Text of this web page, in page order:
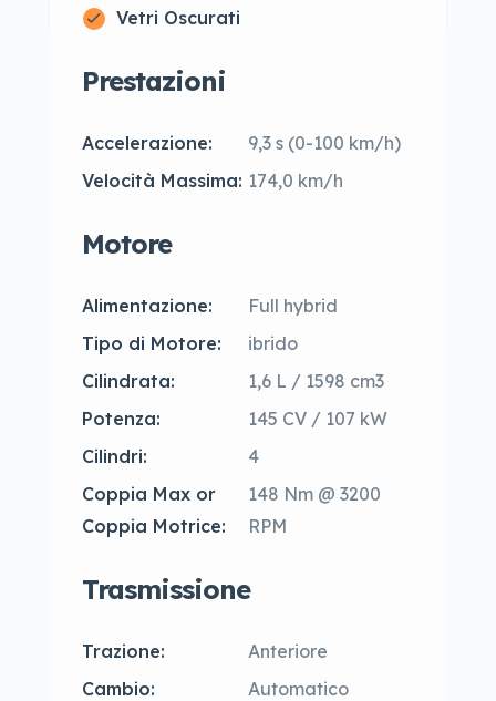
Vetri Oscurati
Prestazioni
Accelerazione:
9,3 s (0-100 km/h)
Velocità Massima: 174,0 km/h
Motore
Alimentazione:
Full hybrid
Tipo di Motore:
ibrido
Cilindrata:
1,6 L / 1598 cm3
Potenza:
145 CV / 107 kW
Cilindri:
4
Coppia Max or
Coppia Motrice:
148 Nm @ 3200
RPM
Trasmissione
Trazione:
Anteriore
Cambio:
Automatico